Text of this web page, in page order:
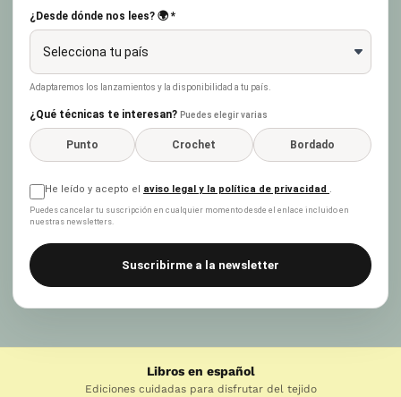
¿Desde dónde nos lees? 🌍 *
Adaptaremos los lanzamientos y la disponibilidad a tu país.
¿Qué técnicas te interesan? Puedes elegir varias
Punto Crochet Bordado
He leído y acepto el aviso legal y la política de privacidad .
Puedes cancelar tu suscripción en cualquier momento desde el enlace incluido en
nuestras newsletters.
Suscribirme a la newsletter
Libros en español
Ediciones cuidadas para disfrutar del tejido